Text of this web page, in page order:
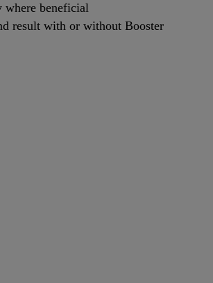
where beneficial
result with or without Booster